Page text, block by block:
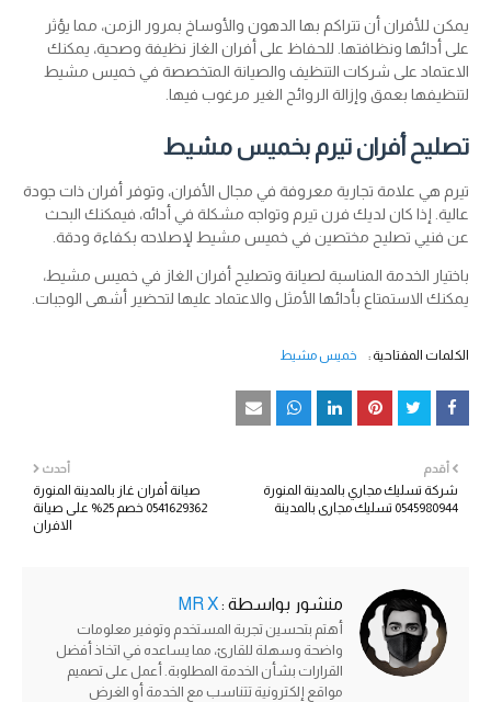
يمكن للأفران أن تتراكم بها الدهون والأوساخ بمرور الزمن، مما يؤثر
على أدائها ونظافتها. للحفاظ على أفران الغاز نظيفة وصحية، يمكنك
الاعتماد على شركات التنظيف والصيانة المتخصصة في خميس مشيط
لتنظيفها بعمق وإزالة الروائح الغير مرغوب فيها.
تصليح أفران تيرم بخميس مشيط
تيرم هي علامة تجارية معروفة في مجال الأفران، وتوفر أفران ذات جودة
عالية. إذا كان لديك فرن تيرم وتواجه مشكلة في أدائه، فيمكنك البحث
عن فنيي تصليح مختصين في خميس مشيط لإصلاحه بكفاءة ودقة.
باختيار الخدمة المناسبة لصيانة وتصليح أفران الغاز في خميس مشيط،
يمكنك الاستمتاع بأدائها الأمثل والاعتماد عليها لتحضير أشهى الوجبات.
الكلمات المفتاحية : خميس مشيط
أحدث
صيانة أفران غاز بالمدينة المنورة
0541629362 خصم 25% على صيانة
الافران
أقدم
شركة تسليك مجاري بالمدينة المنورة
0545980944 تسليك مجاري بالمدينة
منشور بواسطة :
أهتم بتحسين تجربة المستخدم وتوفير معلومات
واضحة وسهلة للقارئ، مما يساعده في اتخاذ أفضل
القرارات بشأن الخدمة المطلوبة. أعمل على تصميم
مواقع إلكترونية تتناسب مع الخدمة أو الغرض